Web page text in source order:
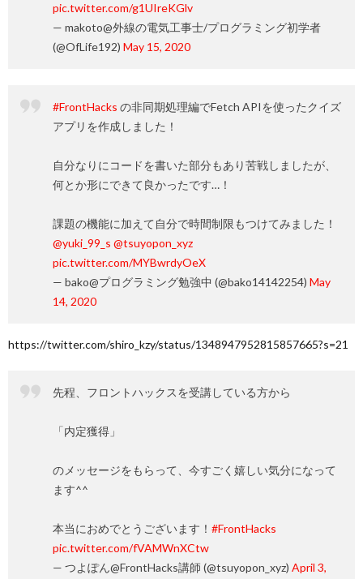
pic.twitter.com/g1UIreKGlv
— makoto@外線の電気工事士/プログラミング初学者
(@OfLife192) May 15, 2020
#FrontHacks の非同期処理編でFetch APIを使ったクイズ
アプリを作成しました！
自分なりにコードを書いた部分もあり苦戦しましたが、
何とか形にできて良かったです…！
課題の機能に加えて自分で時間制限もつけてみました！
@yuki_99_s @tsuyopon_xyz
pic.twitter.com/MYBwrdyOeX
— bako@プログラミング勉強中 (@bako14142254) May
14, 2020
https://twitter.com/shiro_kzy/status/1348947952815857665?s=21
先程、フロントハックスを受講している方から
「内定獲得」
のメッセージをもらって、今すごく嬉しい気分になって
ます^^
本当におめでとうございます！ #FrontHacks
pic.twitter.com/fVAMWnXCtw
— つよぽん@FrontHacks講師 (@tsuyopon_xyz) April 3,